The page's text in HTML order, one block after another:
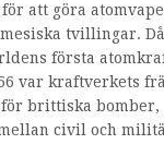
att göra
tvillingar.
första
var kraftverkets
brittiska
civil och